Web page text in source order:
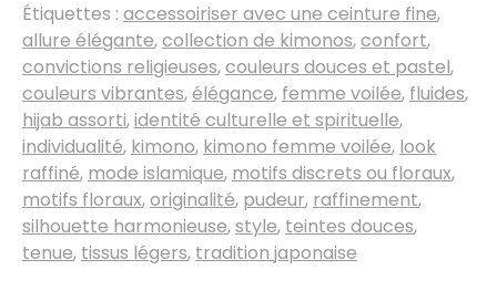
Étiquettes : accessoiriser avec une ceinture fine,
allure élégante,collection de kimonos,confort,
convictions religieuses,couleurs douces et pastel,
couleurs vibrantes,élégance, femme voilée, fluides,
hijab assorti,identité culturelle et spirituelle,
individualité, kimono, kimono femme voilée, look
raffiné, mode islamique, motifs discrets ou floraux,
motifs floraux,originalité, pudeur, raffinement,
silhouette harmonieuse,style, teintes douces,
tenue, tissus légers, tradition japonaise